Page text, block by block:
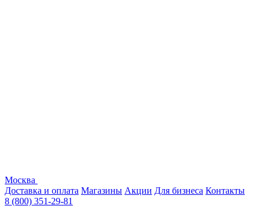
Москва
Доставка и оплата Магазины Акции Для бизнеса Контакты
8 (800) 351-29-81